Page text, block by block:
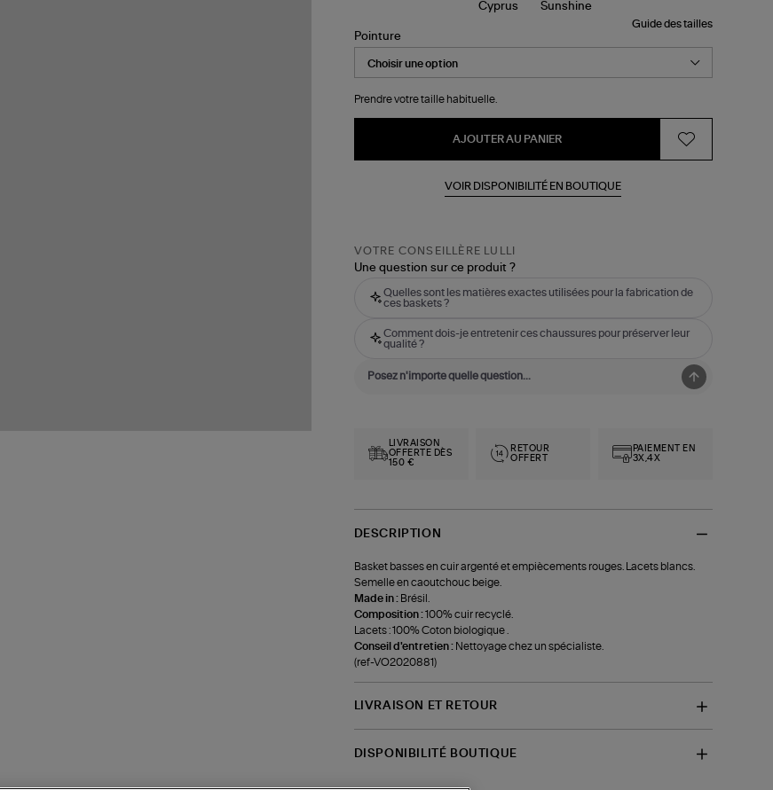
Guide des tailles
Pointure
Prendre votre taille habituelle.
AJOUTER AU PANIER
VOIR DISPONIBILITÉ EN BOUTIQUE
VOTRE CONSEILLÈRE LULLI
Une question sur ce produit ?
Quelles sont les matières exactes utilisées pour la fabrication de
ces baskets ?
Comment dois-je entretenir ces chaussures pour préserver leur
qualité ?
LIVRAISON
OFFERTE DÈS
150 €
RETOUR
OFFERT
PAIEMENT EN
3X,4X
DESCRIPTION
Basket basses en cuir argenté et empiècements rouges. Lacets blancs.
Semelle en caoutchouc beige.
Made in : Brésil.
Composition :100% cuir recyclé.
Lacets : 100% Coton biologique .
Conseil d'entretien : Nettoyage chez un spécialiste.
(ref-VO2020881)
LIVRAISON ET RETOUR
DISPONIBILITÉ BOUTIQUE